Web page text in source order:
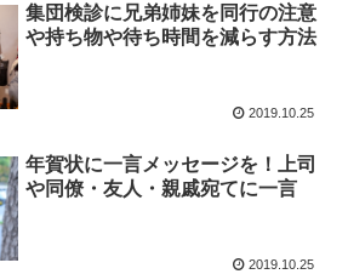
集団検診に兄弟姉妹を同行の注意
や持ち物や待ち時間を減らす方法
2019.10.25
年賀状に一言メッセージを！上司
や同僚・友人・親戚宛てに一言
2019.10.25